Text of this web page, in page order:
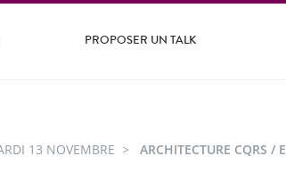
PROPOSER UN TALK
13 NOVEMBRE ARCHITECTURE CQRS /